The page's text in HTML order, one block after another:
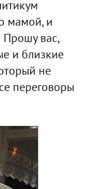
мамой, и
Прошу вас,
и близкие
не
переговоры